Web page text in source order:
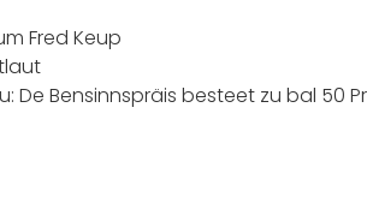
Fred Keup
De Bensinnspräis besteet zu bal 50